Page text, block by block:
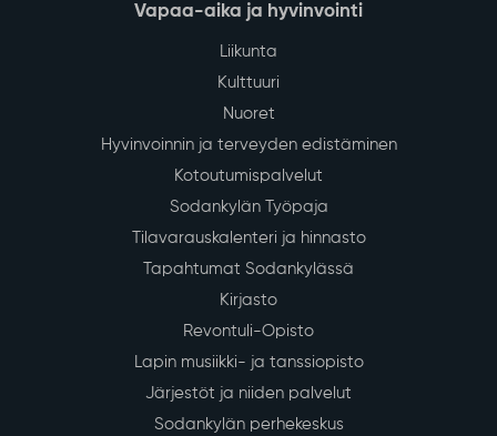
Vapaa-aika ja hyvinvointi
Liikunta
Kulttuuri
Nuoret
Hyvinvoinnin ja terveyden edistäminen
Kotoutumispalvelut
Sodankylän Työpaja
Tilavarauskalenteri ja hinnasto
Tapahtumat Sodankylässä
Kirjasto
Revontuli-Opisto
Lapin musiikki- ja tanssiopisto
Järjestöt ja niiden palvelut
Sodankylän perhekeskus